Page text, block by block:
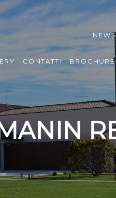
NEWS
CONTATTI BROCHURE